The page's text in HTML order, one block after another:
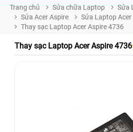
Trang chủ Sửa chữa Laptop
Sửa
Sửa Acer Aspire
Sửa Laptop Acer
Thay sạc Laptop Acer Aspire 4736
Thay sạc Laptop Acer Aspire 4736